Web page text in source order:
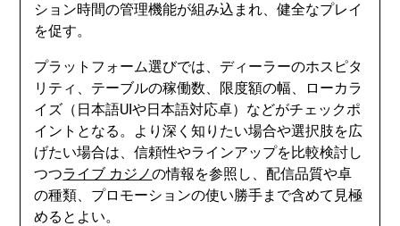
ション時間の管理機能が組み込まれ、健全なプレイ
を促す。
プラットフォーム選びでは、ディーラーのホスピタ
リティ、テーブルの稼働数、限度額の幅、ローカラ
イズ（日本語UIや日本語対応卓）などがチェックポ
イントとなる。より深く知りたい場合や選択肢を広
げたい場合は、信頼性やラインアップを比較検討し
つつライブ カジノの情報を参照し、配信品質や卓
の種類、プロモーションの使い勝手まで含めて見極
めるとよい。